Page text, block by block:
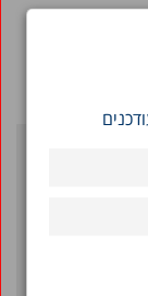
בנושאי חברה